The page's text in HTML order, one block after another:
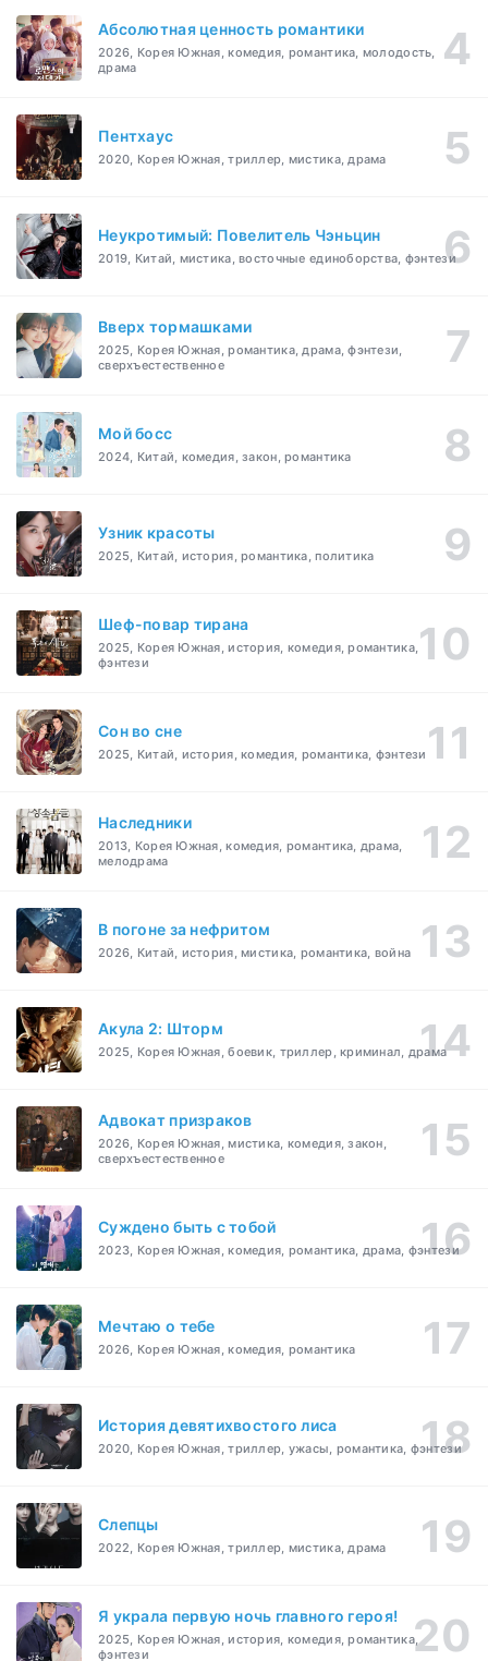
Абсолютная ценность романтики
2026, Корея Южная, комедия, романтика, молодость,
драма
Пентхаус
2020, Корея Южная, триллер, мистика, драма
Неукротимый: Повелитель Чэньцин
2019, Китай, мистика, восточные единоборства, фэнтези
Вверх тормашками
2025, Корея Южная, романтика, драма, фэнтези,
сверхъестественное
Мой босс
2024, Китай, комедия, закон, романтика
Узник красоты
2025, Китай, история, романтика, политика
Шеф-повар тирана
2025, Корея Южная, история, комедия, романтика,
фэнтези
Cон во сне
2025, Китай, история, комедия, романтика, фэнтези
Наследники
2013, Корея Южная, комедия, романтика, драма,
мелодрама
В погоне за нефритом
2026, Китай, история, мистика, романтика, война
Акула 2: Шторм
2025, Корея Южная, боевик, триллер, криминал, драма
Адвокат призраков
2026, Корея Южная, мистика, комедия, закон,
сверхъестественное
Суждено быть с тобой
2023, Корея Южная, комедия, романтика, драма, фэнтези
Мечтаю о тебе
2026, Корея Южная, комедия, романтика
История девятихвостого лиса
2020, Корея Южная, триллер, ужасы, романтика, фэнтези
Слепцы
2022, Корея Южная, триллер, мистика, драма
Я украла первую ночь главного героя!
2025, Корея Южная, история, комедия, романтика,
фэнтези